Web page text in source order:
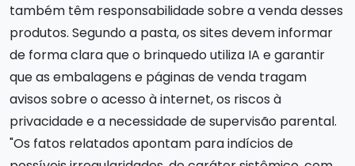
também têm responsabilidade sobre a venda desses
produtos. Segundo a pasta, os sites devem informar
de forma clara que o brinquedo utiliza IA e garantir
que as embalagens e páginas de venda tragam
avisos sobre o acesso à internet, os riscos à
privacidade e a necessidade de supervisão parental.
"Os fatos relatados apontam para indícios de